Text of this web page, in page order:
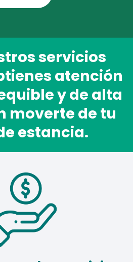
servicios
atención
y de alta
moverte de tu
estancia.